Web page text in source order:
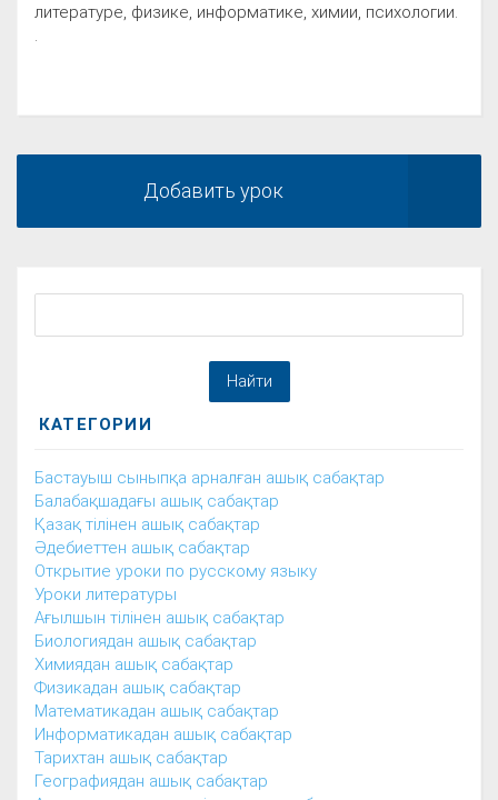
литературе, физике, информатике, химии, психологии.
Добавить урок
КАТЕГОРИИ
Бастауыш сыныпқа арналған ашық сабақтар
Балабақшадағы ашық сабақтар
Қазақ тілінен ашық сабақтар
Әдебиеттен ашық сабақтар
Открытие уроки по русскому языку
Уроки литературы
Ағылшын тілінен ашық сабақтар
Биологиядан ашық сабақтар
Химиядан ашық сабақтар
Физикадан ашық сабақтар
Математикадан ашық сабақтар
Информатикадан ашық сабақтар
Тарихтан ашық сабақтар
Географиядан ашық сабақтар